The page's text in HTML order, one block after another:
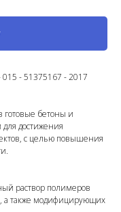
015 - 51375167 - 2017
готовые бетоны и
достижения
с целью повышения
раствор полимеров
а также модифицирующих